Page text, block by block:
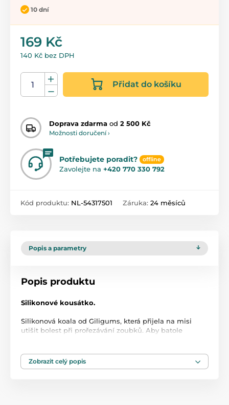
10 dní
169 Kč
140 Kč bez DPH
Přidat do košíku
Doprava zdarma od 2 500 Kč
Možnosti doručení ›
Potřebujete poradit? offline
Zavolejte na +420 770 330 792
Kód produktu: NL-54317501 Záruka: 24 měsíců
Popis a parametry
Popis produktu
Silikonové kousátko.
Silikonová koala od Giligums, která přijela na misi
utišit bolest při prořezávání zoubků. Aby batole
uchopení. Různé textury také umožní rozvoj hmatu. Je
vyrobena z měkkého silikonu, díky čemuž je pro
Zobrazit celý popis